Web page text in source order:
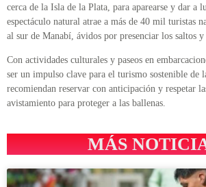
cerca de la Isla de la Plata, para aparearse y dar a
espectáculo natural atrae a más de 40 mil turistas
al sur de Manabí, ávidos por presenciar los saltos y
Con actividades culturales y paseos en
ser un impulso clave para el turismo sostenible de
recomiendan reservar con anticipación y respetar
avistamiento para proteger a las ballenas.
MÁS